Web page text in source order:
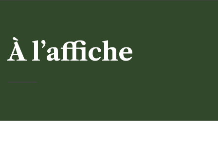
À l’affiche